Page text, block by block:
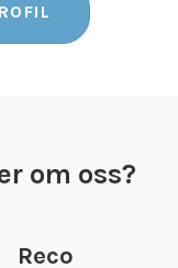
om oss?
Reco